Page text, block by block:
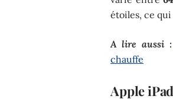
étoiles, ce
A lire aussi :
chauffe
Apple